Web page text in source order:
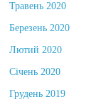
Травень 2020
Березень 2020
Лютий 2020
Січень 2020
Грудень 2019